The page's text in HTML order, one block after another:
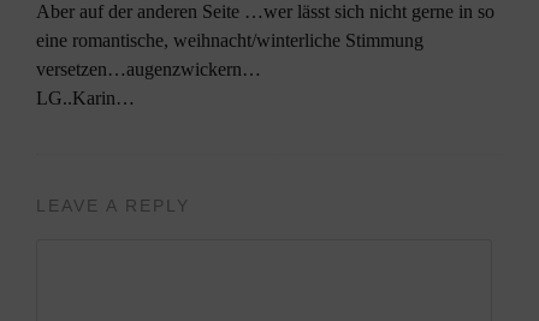
Aber auf der anderen Seite …wer lässt sich nicht gerne in so
eine romantische, weihnacht/winterliche Stimmung
versetzen…augenzwickern…
LG..Karin…
LEAVE A REPLY